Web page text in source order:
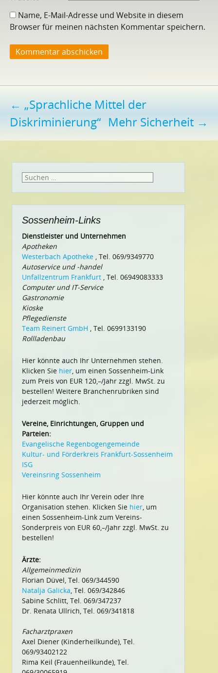
Name, E-Mail-Adresse und Website in diesem
Browser für meinen nächsten Kommentar speichern.
Beitragsnavigation
← „Sprachliche Mittel der
Diskriminierung“ Mehr Sicherheit →
Suchen
Sossenheim-Links
Dienstleister und Unternehmen
Apotheken
Westerbach Apotheke , Tel. 069/9349770
Autoservice und -handel
Unfallzentrum Frankfurt , Tel. 06949083333
Computer und IT-Service
Gastronomie
Kioske
Pflegedienste
Team Reinert GmbH , Tel. 0699133190
Rollladenbau
Hier könnte auch Ihr Unternehmen stehen.
Klicken Sie hier, um einen Sossenheim-Link
zum Preis von EUR 120,–/Jahr zzgl. MwSt. zu
bestellen! Weitere Branchenrubriken sind
jederzeit möglich.
Vereine, Einrichtungen, Gruppen und
Parteien:
Evangelische Regenbogengemeinde
Kultur- und Förderkreis Frankfurt-Sossenheim
ISG
Vereinsring Sossenheim
Hier könnte auch Ihr Verein oder Ihre
Organisation stehen. Klicken Sie hier, um
einen Sossenheim-Link zum Vereins-
Sonderpreis von EUR 60,–/Jahr zzgl. MwSt. zu
bestellen!
Ärzte:
Allgemeinmedizin
Florian Düvel, Tel. 069/344590
Natalja Galicka, Tel. 069/342846
Sabine Schlitt, Tel. 069/347237
Dr. Renata Ullrich, Tel. 069/341818
Facharztpraxen
Axel Diener (Kinderheilkunde), Tel.
069/93402122
Rima Keil (Frauenheilkunde), Tel.